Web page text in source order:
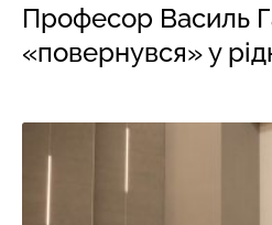
Професор Василь
«повернувся» у